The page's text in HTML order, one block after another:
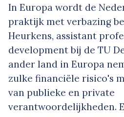
In Europa wordt de
praktijk met verbazing
Heurkens, assistant
development bij de TU
ander land in Europa
zulke financiële risico's
van publieke en private
verantwoordelijkheden.